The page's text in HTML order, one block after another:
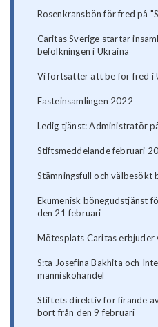
Rosenkransbön för fred på
Caritas Sverige startar
befolkningen i Ukraina
Vi fortsätter att be för fred i
Fasteinsamlingen 2022
Ledig tjänst: Administratör
Stiftsmeddelande februari
Stämningsfull och välbesökt
Ekumenisk bönegudstjänst
den 21 februari
Mötesplats Caritas erbjuder
S:ta Josefina Bakhita och
människohandel
Stiftets direktiv för firande
bort från den 9 februari